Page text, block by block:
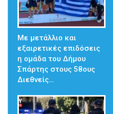
Με μετάλλιο και
εξαιρετικές επιδόσεις
η ομάδα του Δήμου
Σπάρτης στους 58ους
Διεθνείς…